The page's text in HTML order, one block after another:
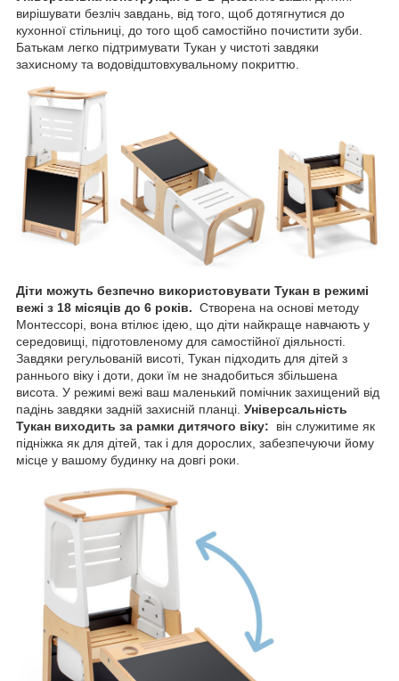
вирішувати безліч завдань, від того, щоб дотягнутися до
кухонної стільниці, до того щоб самостійно почистити зуби.
Батькам легко підтримувати Тукан у чистоті завдяки
захисному та водовідштовхувальному покриттю.
Діти можуть безпечно використовувати Тукан в режимі
вежі з 18 місяців до 6 років. Створена на основі методу
Монтессорі, вона втілює ідею, що діти найкраще навчають у
середовищі, підготовленому для самостійної діяльності.
Завдяки регульованій висоті, Тукан підходить для дітей з
раннього віку і доти, доки їм не знадобиться збільшена
висота. У режимі вежі ваш маленький помічник захищений від
падінь завдяки задній захисній планці. Універсальність
Тукан виходить за рамки дитячого віку:
він служитиме як
підніжка як для дітей, так і для дорослих, забезпечуючи йому
місце у вашому будинку на довгі роки.